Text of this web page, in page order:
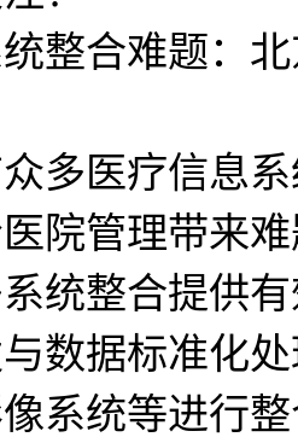
整合难题：
多医疗信息
院管理带来
统整合提供
数据标准化
系统等进行